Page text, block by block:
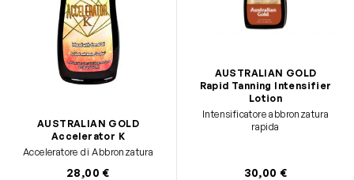
AUSTRALIAN GOLD
Accelerator K
Acceleratore di Abbronzatura
28,00 €
AUSTRALIAN GOLD
Rapid Tanning Intensifier
Lotion
Intensificatore abbronzatura
rapida
30,00 €